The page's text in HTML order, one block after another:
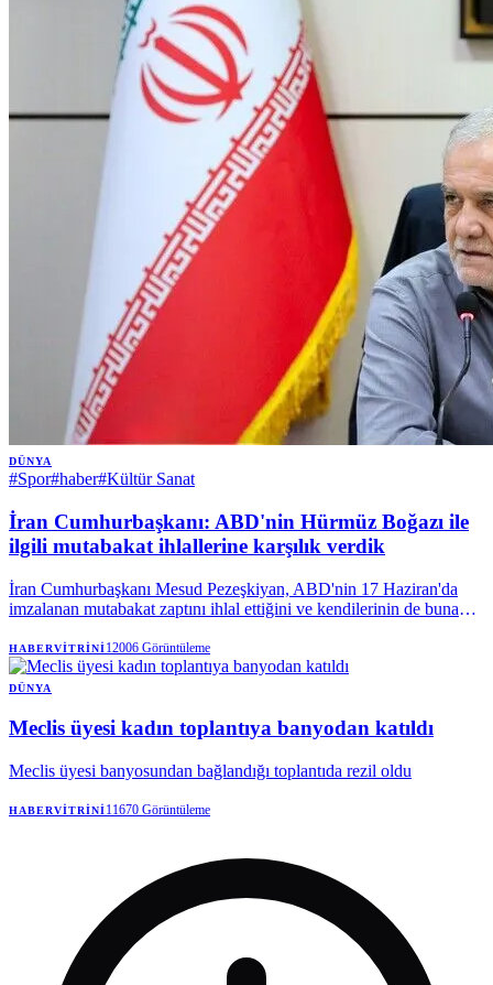
DÜNYA
#Spor#haber#Kültür Sanat
İran Cumhurbaşkanı: ABD'nin Hürmüz Boğazı ile
ilgili mutabakat ihlallerine karşılık verdik
İran Cumhurbaşkanı Mesud Pezeşkiyan, ABD'nin 17 Haziran'da
imzalanan mutabakat zaptını ihlal ettiğini ve kendilerinin de buna
HABERVITRINI12006 Görüntüleme
DÜNYA
Meclis üyesi kadın toplantıya banyodan katıldı
Meclis üyesi banyosundan bağlandığı toplantıda rezil oldu
HABERVITRINI11670 Görüntüleme